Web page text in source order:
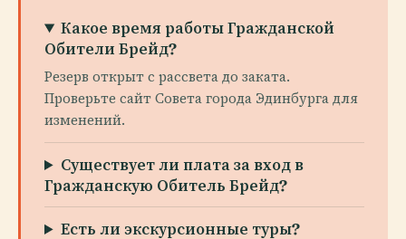
Какое время работы Гражданской
Обители Брейд?
Резерв открыт с рассвета до заката.
Проверьте сайт Совета города Эдинбурга для
изменений.
Существует ли плата за вход в
Гражданскую Обитель Брейд?
Есть ли экскурсионные туры?